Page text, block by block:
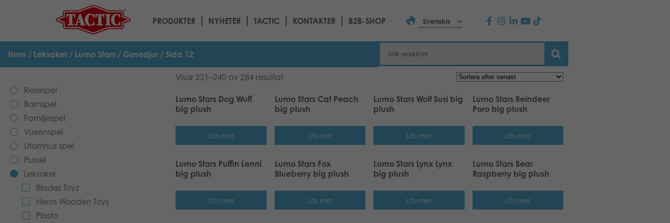
PRODUKTER NYHETER TACTIC KONTAKTER B2B-SHOP Svenska
Hem / Leksaker / Lumo Stars / Gosedjur / Sida 12
Resespel
Barnspel
Familjespel
Vuxenspel
Utomhus spel
Pussel
Leksaker
Bladez Toyz
Heros Wooden Toys
Plasto
Visar 221–240 av 284 resultat
Lumo Stars Dog Wuff
big plush
Läs mer
Lumo Stars Cat Peach
big plush
Läs mer
Lumo Stars Wolf Susi big
plush
Läs mer
Lumo Stars Reindeer
Poro big plush
Läs mer
Lumo Stars Puffin Lenni
big plush
Läs mer
Lumo Stars Fox
Blueberry big plush
Läs mer
Lumo Stars Lynx Lynx
big plush
Läs mer
Lumo Stars Bear
Raspberry big plush
Läs mer